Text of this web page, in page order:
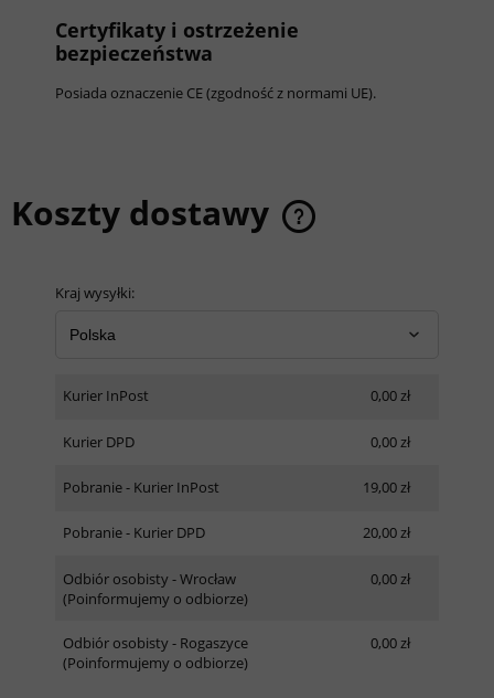
Certyfikaty i ostrzeżenie
bezpieczeństwa
Posiada oznaczenie CE (zgodność z normami UE).
Koszty dostawy
Kraj wysyłki:
Kurier InPost 0,00 zł
Kurier DPD 0,00 zł
Pobranie - Kurier InPost 19,00 zł
Pobranie - Kurier DPD 20,00 zł
Odbiór osobisty - Wrocław
(Poinformujemy o odbiorze)
0,00 zł
Odbiór osobisty - Rogaszyce
(Poinformujemy o odbiorze)
0,00 zł